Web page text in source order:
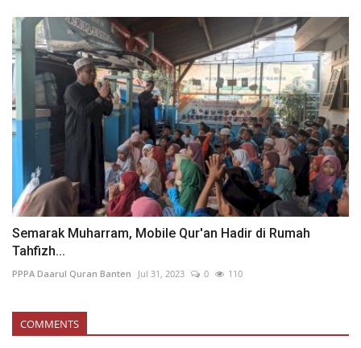
Semarak Muharram, Mobile Qur'an Hadir di Rumah
Tahfizh...
PPPA Daarul Quran Banten Jul 31, 2023 0 110
COMMENTS